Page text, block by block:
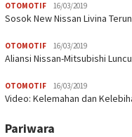
OTOMOTIF 16/03/2019
Sosok New Nissan Livina
OTOMOTIF 16/03/2019
Aliansi Nissan-Mitsubishi
OTOMOTIF 16/03/2019
Video: Kelemahan dan
Pariwara